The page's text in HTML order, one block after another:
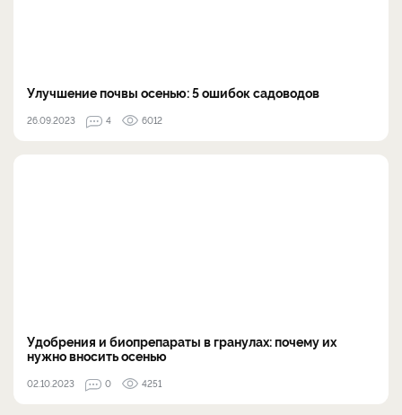
Улучшение почвы осенью: 5 ошибок садоводов
26.09.2023 4 6012
Удобрения и биопрепараты в гранулах: почему их
нужно вносить осенью
02.10.2023 0 4251